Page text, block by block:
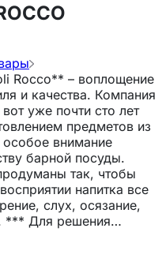
Rocco** – воплощение
и качества. Компания
уже почти сто лет
предметов из
особое внимание
барной посуды.
так, чтобы
напитка все
слух, осязание,